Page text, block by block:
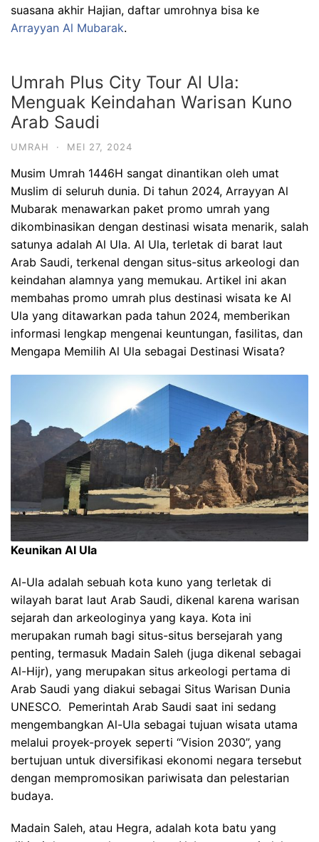
suasana akhir Hajian, daftar umrohnya bisa ke
Arrayyan Al Mubarak.
Umrah Plus City Tour Al Ula:
Menguak Keindahan Warisan Kuno
Arab Saudi
UMRAH · MEI 27, 2024
Musim Umrah 1446H sangat dinantikan oleh umat
Muslim di seluruh dunia. Di tahun 2024, Arrayyan Al
Mubarak menawarkan paket promo umrah yang
dikombinasikan dengan destinasi wisata menarik, salah
satunya adalah Al Ula. Al Ula, terletak di barat laut
Arab Saudi, terkenal dengan situs-situs arkeologi dan
keindahan alamnya yang memukau. Artikel ini akan
membahas promo umrah plus destinasi wisata ke Al
Ula yang ditawarkan pada tahun 2024, memberikan
informasi lengkap mengenai keuntungan, fasilitas, dan
Mengapa Memilih Al Ula sebagai Destinasi Wisata?
Keunikan Al Ula
Al-Ula adalah sebuah kota kuno yang terletak di
wilayah barat laut Arab Saudi, dikenal karena warisan
sejarah dan arkeologinya yang kaya. Kota ini
merupakan rumah bagi situs-situs bersejarah yang
penting, termasuk Madain Saleh (juga dikenal sebagai
Al-Hijr), yang merupakan situs arkeologi pertama di
Arab Saudi yang diakui sebagai Situs Warisan Dunia
UNESCO. Pemerintah Arab Saudi saat ini sedang
mengembangkan Al-Ula sebagai tujuan wisata utama
melalui proyek-proyek seperti “Vision 2030”, yang
bertujuan untuk diversifikasi ekonomi negara tersebut
dengan mempromosikan pariwisata dan pelestarian
budaya.
Madain Saleh, atau Hegra, adalah kota batu yang